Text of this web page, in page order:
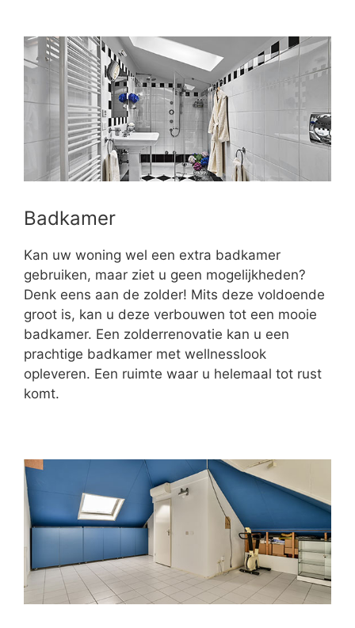
Badkamer
Kan uw woning wel een extra badkamer
gebruiken, maar ziet u geen mogelijkheden?
Denk eens aan de zolder! Mits deze voldoende
groot is, kan u deze verbouwen tot een mooie
badkamer. Een zolderrenovatie kan u een
prachtige badkamer met wellnesslook
opleveren. Een ruimte waar u helemaal tot rust
komt.